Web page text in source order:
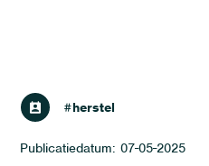
doen
#herstel
07-05-2025